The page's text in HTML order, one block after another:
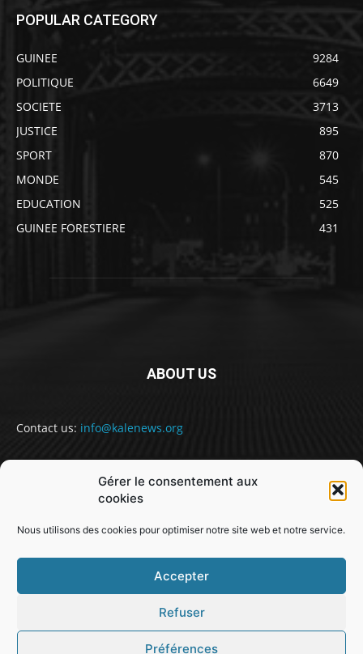
Gérer le consentement aux
cookies
Nous utilisons des cookies pour optimiser notre site web et notre service.
Accepter
Refuser
Préférences
POPULAR CATEGORY
GUINEE
9284
POLITIQUE
6649
SOCIETE
3713
JUSTICE
895
SPORT
870
MONDE
545
EDUCATION
525
GUINEE FORESTIERE
431
ABOUT US
Contact us: info@kalenews.org
FOLLOW US
@snabe// sekou.nabe@abakusitsolutions.eu
SOCIETE SPORT